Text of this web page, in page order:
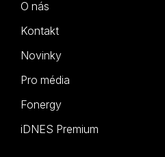
O nás
Kontakt
Novinky
Pro média
Fonergy
iDNES Premium